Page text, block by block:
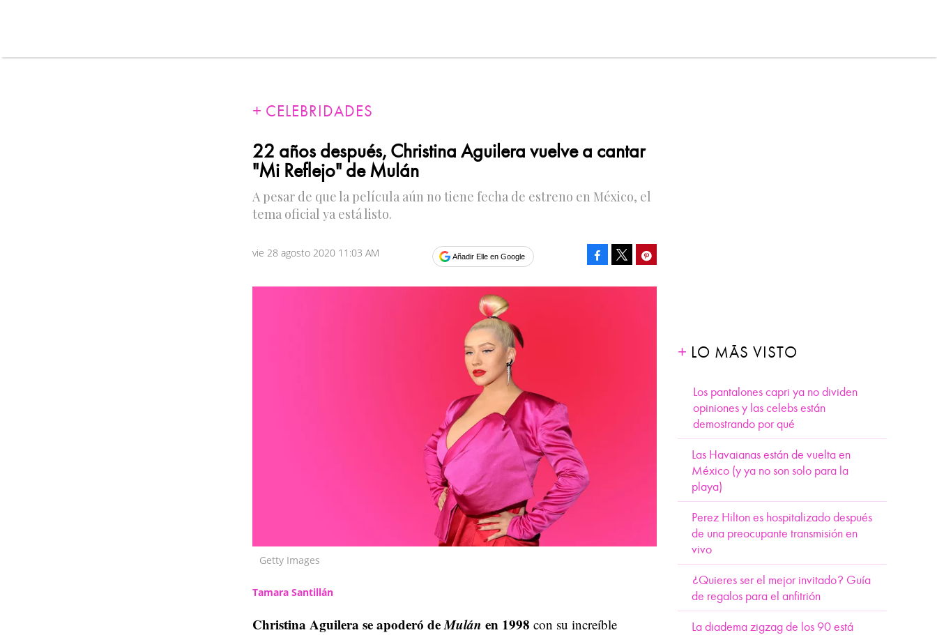
LO MÁS VISTO
Los pantalones capri ya no dividen
opiniones y las celebs están
demostrando por qué
Las Havaianas están de vuelta en
México (y ya no son solo para la
playa)
Perez Hilton es hospitalizado después
de una preocupante transmisión en
vivo
¿Quieres ser el mejor invitado? Guía
de regalos para el anfitrión
La diadema zigzag de los 90 está
CELEBRIDADES
22 años después, Christina Aguilera vuelve a cantar
"Mi Reflejo" de Mulán
A pesar de que la película aún no tiene fecha de estreno en México, el
tema oficial ya está listo.
vie 28 agosto 2020 11:03 AM Añadir Elle en Google Facebook
Getty Images
Tamara Santillán
Christina Aguilera se apoderó deMulán en 1998 con su increíble